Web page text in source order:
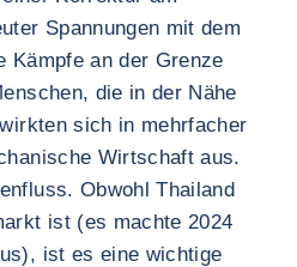
Spannungen mit dem
Kämpfe an der Grenze
die in der Nähe
sich in mehrfacher
Wirtschaft aus.
Obwohl Thailand
ist (es machte 2024
ist es eine wichtige